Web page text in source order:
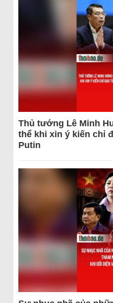
Thủ tướng Lê Minh
thể khi xin ý kiến chỉ
Putin